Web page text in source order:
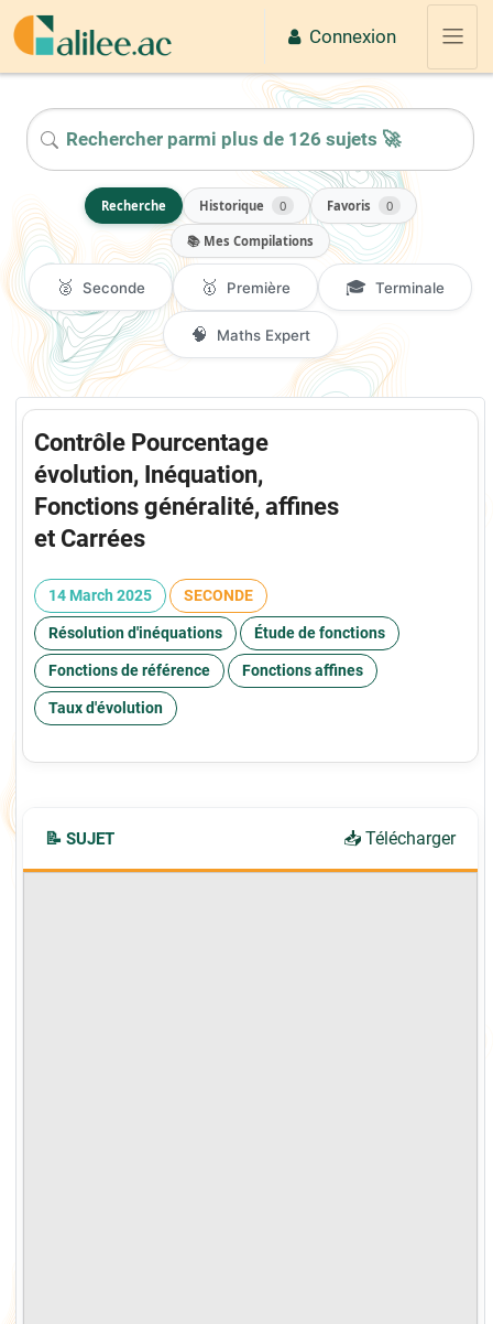
Passer au contenu principal
Connexion
2026
Recherche Historique 0 Favoris 0
📚 Mes Compilations
🥈 Seconde 🥇 Première 🎓 Terminale
🧠 Maths Expert
Contrôle Pourcentage
évolution, Inéquation,
Fonctions généralité, affines
et Carrées
14 March 2025 SECONDE
Résolution d'inéquations Étude de fonctions
Fonctions de référence Fonctions affines
Taux d'évolution
📝 SUJET 📥 Télécharger